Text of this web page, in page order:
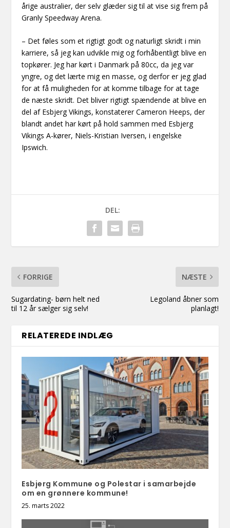
årige australier, der selv glæder sig til at vise sig frem på
Granly Speedway Arena.
– Det føles som et rigtigt godt og naturligt skridt i min
karriere, så jeg kan udvikle mig og forhåbentligt blive en
topkører. Jeg har kørt i Danmark på 80cc, da jeg var
yngre, og det lærte mig en masse, og derfor er jeg glad
for at få muligheden for at komme tilbage for at tage
de næste skridt. Det bliver rigtigt spændende at blive en
del af Esbjerg Vikings, konstaterer Cameron Heeps, der
blandt andet har kørt på hold sammen med Esbjerg
Vikings A-kører, Niels-Kristian Iversen, i engelske
Ipswich.
DEL:
FORRIGE
Sugardating- børn helt ned
til 12 år sælger sig selv!
NÆSTE
Legoland åbner som
planlagt!
RELATEREDE INDLÆG
Esbjerg Kommune og Polestar i samarbejde
om en grønnere kommune!
25. marts 2022